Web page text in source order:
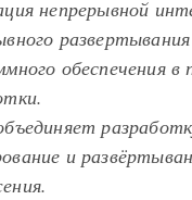
непрерывной
развертывания
обеспечения в
и